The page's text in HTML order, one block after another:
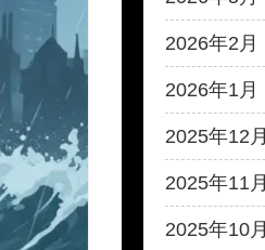
2026年2月
2026年1月
2025年12月
2025年11月
2025年10月